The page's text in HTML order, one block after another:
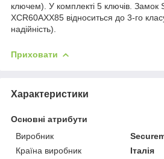
ключем). У комплекті 5 ключів. Замок
XCR60AXX85 відноситься до 3-го
надійність).
Приховати
Характеристики
Основні атрибути
Виробник
Країна виробник
Італія